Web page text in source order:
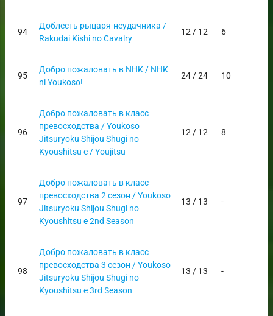
94
Доблесть рыцаря-неудачника /
Rakudai Kishi no Cavalry
12 / 12 6
95
Добро пожаловать в NHK / NHK
ni Youkoso!
24 / 24 10
96
Добро пожаловать в класс
превосходства / Youkoso
Jitsuryoku Shijou Shugi no
Kyoushitsu e / Youjitsu
12 / 12 8
97
Добро пожаловать в класс
превосходства 2 сезон / Youkoso
Jitsuryoku Shijou Shugi no
Kyoushitsu e 2nd Season
13 / 13 -
98
Добро пожаловать в класс
превосходства 3 сезон / Youkoso
Jitsuryoku Shijou Shugi no
Kyoushitsu e 3rd Season
13 / 13 -